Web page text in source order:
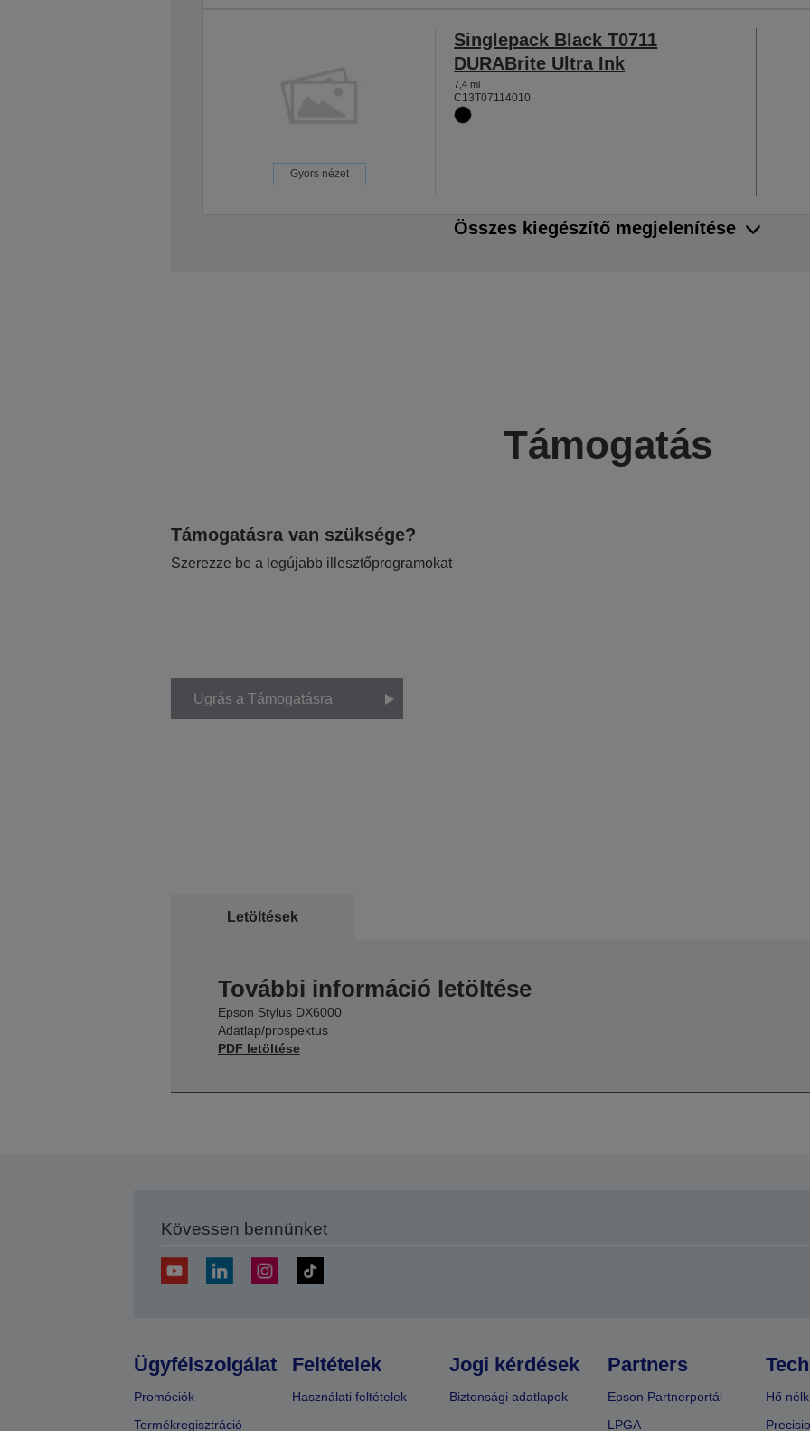
Gyors nézet
Singlepack Black T0711
DURABrite Ultra Ink
7,4 ml
C13T07114010
Összes kiegészítő megjelenítése
Támogatás
Támogatásra van szüksége?
Szerezze be a legújabb illesztőprogramokat
Ugrás a Támogatásra
Letöltések
További információ letöltése
Epson Stylus DX6000
Adatlap/prospektus
PDF letöltése
Kövessen bennünket
Ügyfélszolgálat
Promóciók
Termékregisztráció
Feltételek
Használati feltételek
Jogi kérdések
Biztonsági adatlapok
Partners
Epson Partnerportál
LPGA
Hő